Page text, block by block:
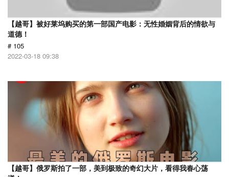
【越哥】被好莱坞购买的第一部国产电影：无性婚姻背后的情欲与
道德！
# 105
2022-03-18 09:38
【越哥】俄罗斯拍了一部，美到极致的奇幻大片，看得我春心荡